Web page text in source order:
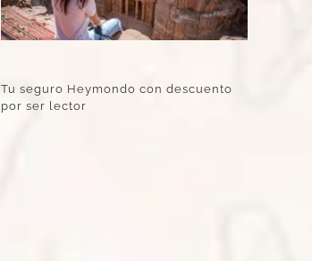
Tu seguro Heymondo con descuento
por ser lector